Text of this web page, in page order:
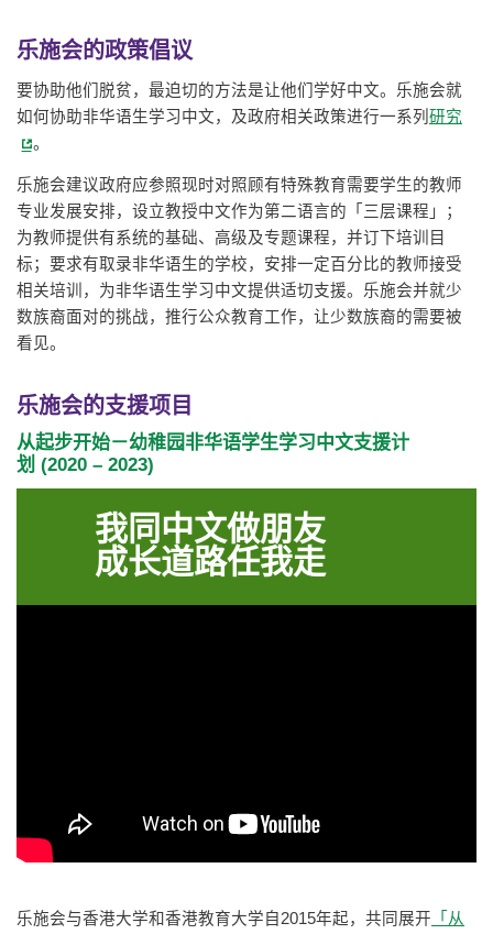
乐施会的政策倡议
要协助他们脱贫，最迫切的方法是让他们学好中文。乐施会就
如何协助非华语生学习中文，及政府相关政策进行一系列 研究
。
乐施会建议政府应参照现时对照顾有特殊教育需要学生的教师
专业发展安排，设立教授中文作为第二语言的「三层课程」；
为教师提供有系统的基础、高级及专题课程，并订下培训目
标；要求有取录非华语生的学校，安排一定百分比的教师接受
相关培训，为非华语生学习中文提供适切支援。乐施会并就少
数族裔面对的挑战，推行公众教育工作，让少数族裔的需要被
看见。
乐施会的支援项目
从起步开始－幼稚园非华语学生学习中文支援计
划 (2020 – 2023)
我同中文做朋友
成长道路任我走
乐施会与香港大学和香港教育大学自2015年起，共同展开 「从